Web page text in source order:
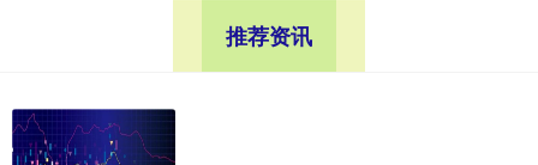
推荐资讯